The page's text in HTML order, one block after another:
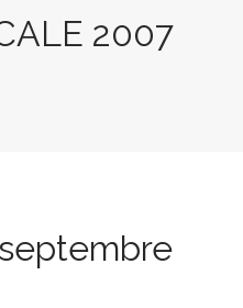
2007